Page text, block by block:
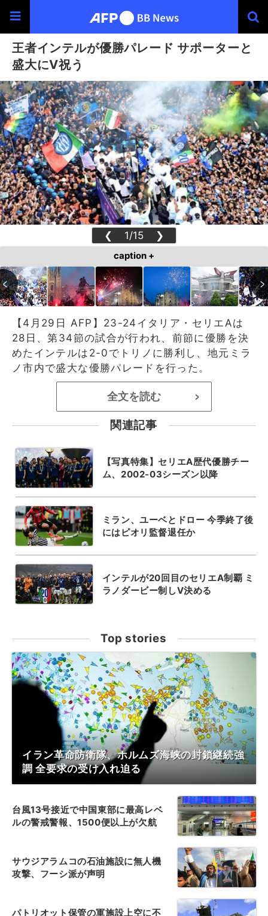
王者インテルが優勝パレード サポーターと
盛大にV祝う
❮ 1/15 ❯
caption +
【4月29日 AFP】23-24イタリア・セリエAは
28日、第34節の試合が行われ、前節に優勝を決
めたインテルは2-0でトリノに勝利し、地元ミラ
ノ市内で盛大な優勝パレードを行った。
全文を読む >
関連記事
【写真特集】セリエA歴代優勝チー
ム、2002-03シーズン以降
ミラン、ユーベとドロー 今季終了後
にはピオリ監督退任か
インテルが20回目のセリエA制覇 ミ
ラノダービー制しV決める
Top stories
イラン革命防衛隊、ホルムズ海峡の封鎖継続強
調 全要求の受け入れ迫る
台風13号接近で中国東部に最高レベ
ルの警戒警報、1500便以上が欠航
サウジアラムコの石油施設に無人機
攻撃、フーシ派が声明
パトリオット保管の軍施設上空に不